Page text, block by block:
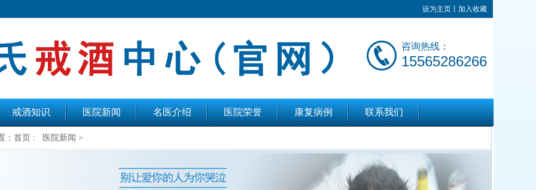
设为主页 加入收藏
咨询热线：
15565286266
戒酒知识 医院新闻 名医介绍 医院荣誉 康复病例 联系我们
： 首页 : 医院新闻 >